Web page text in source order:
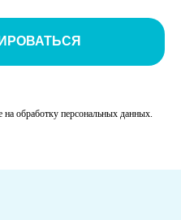
обработку персональных данных.